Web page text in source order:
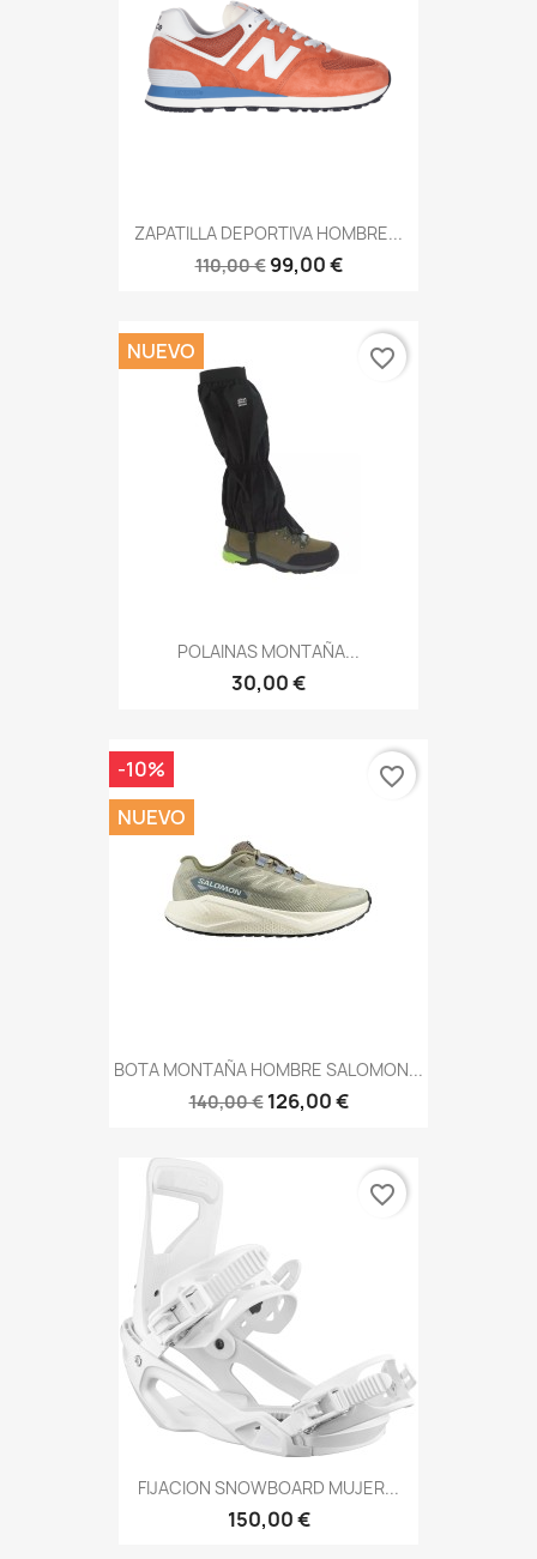
ZAPATILLA DEPORTIVA HOMBRE...
110,00 € 99,00 €
POLAINAS MONTAÑA...
30,00 €
NUEVO favorite_border
BOTA MONTAÑA HOMBRE SALOMON...
140,00 € 126,00 €
-10%
NUEVO
favorite_border
FIJACION SNOWBOARD MUJER...
150,00 €
favorite_border